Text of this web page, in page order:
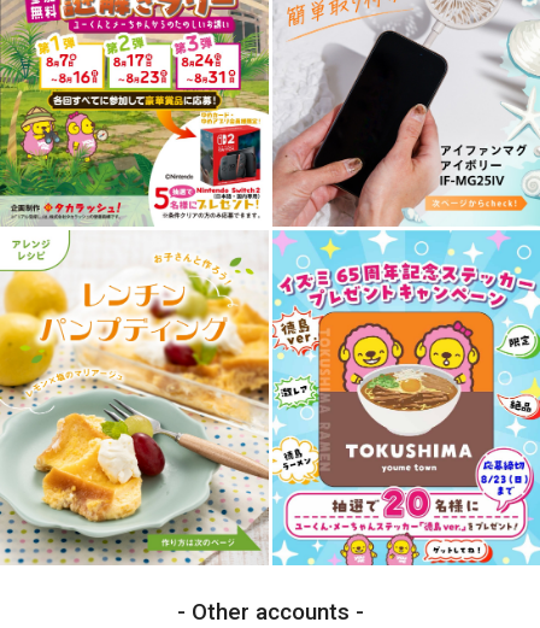
Other accounts